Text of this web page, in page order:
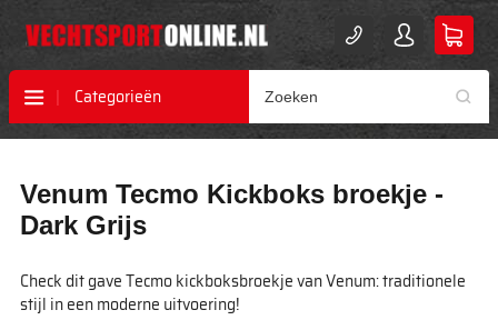
Categorieën
naar
het
einde
de
afbeeldingen-
naar
het
begin
de
afbeeldingen-
Venum Tecmo Kickboks broekje -
Dark Grijs
Check dit gave Tecmo kickboksbroekje van Venum: traditionele
stijl in een moderne uitvoering!